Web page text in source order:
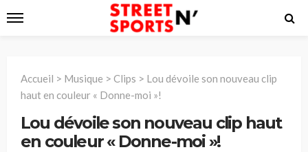
Accueil > Musique > Clips > Lou dévoile son nouveau clip
haut en couleur « Donne-moi »!
Lou dévoile son nouveau clip haut
en couleur « Donne-moi »!